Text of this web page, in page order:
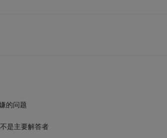
的问题
是主要解答者